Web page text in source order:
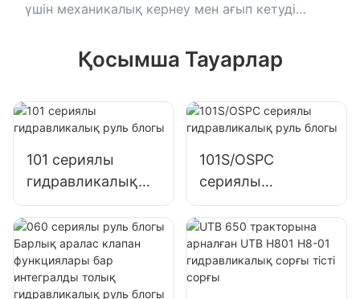
үшін механикалық кернеу мен ағып кетуді
Қосымша Тауарлар
101 сериялы
гидравликалық
руль блогы
101S/OSPC
сериялы
гидравликалық
руль блогы